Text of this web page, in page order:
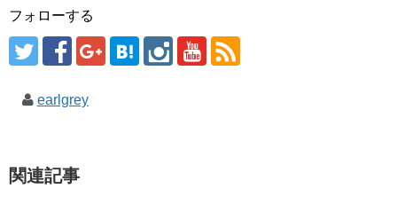
フォローする
earlgrey
関連記事